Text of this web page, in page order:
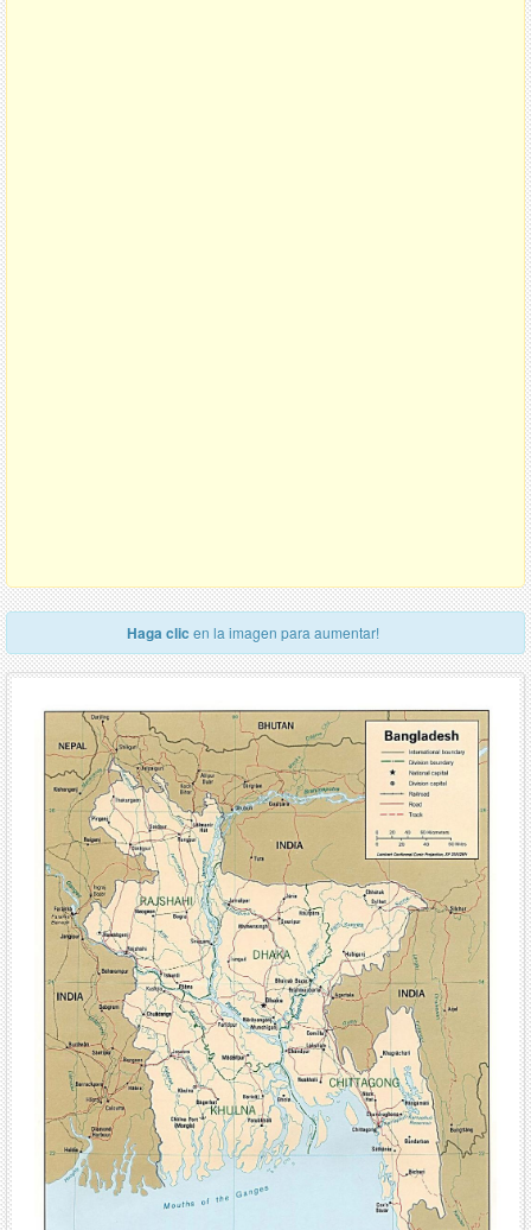
Haga clic en la imagen para aumentar!